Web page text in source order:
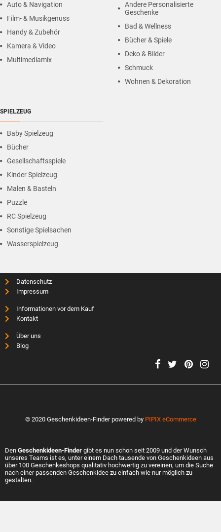
Auto & Navigation
Film- & Musikgenuss
Handy & Zubehör
Kamera & Video
Multimediamix
Andere Personalisierte
Geschenke
Bad & Wellness
Bücher & Spiele
Deko & Bilder
Schmuck
Wohnen & Dekoration
SPIELZEUG
Baby Spielzeug
Bücher
Gesellschaftsspiele
Kinder Spielzeug
Malen & Basteln
Puzzle
RC Spielzeug
Sonstige Spielsachen
Wasserspielzeug
Datenschutz
Impressum
Informationen vor dem Kauf
Kontakt
Über uns
Blog
© 2020 Geschenkideen-Finder powered by PIPIX eCommerce
Den Geschenkideen-Finder gibt es nun schon seit 2009 und der Wunsch
unseres Teams ist es, unter einem Dach tausende von Geschenkideen aus
über 100 Geschenkeshops qualitativ hochwertig zu vereinen, um die Suche
nach einer passenden Geschenkidee zu einfach wie nur möglich zu
gestalten.